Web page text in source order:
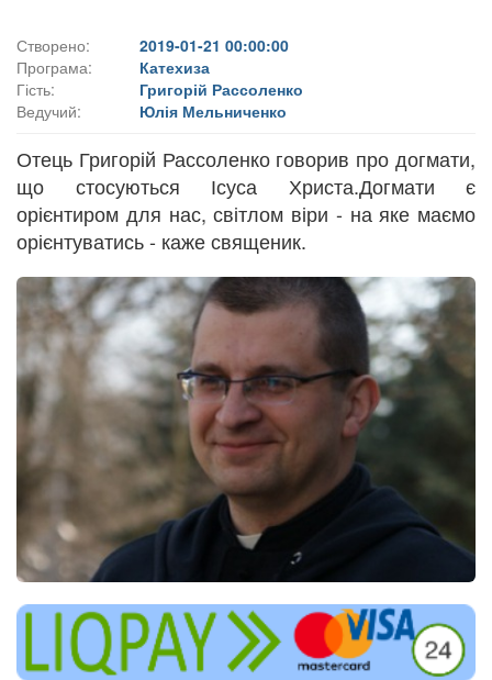
Створено:
2019-01-21 00:00:00
Програма:
Катехиза
Гість:
Григорій Рассоленко
Ведучий:
Юлія Мельниченко
Отець Григорій Рассоленко говорив про догмати,
що стосуються Ісуса Христа.Догмати є
орієнтиром для нас, світлом віри - на яке маємо
орієнтуватись - каже священик.